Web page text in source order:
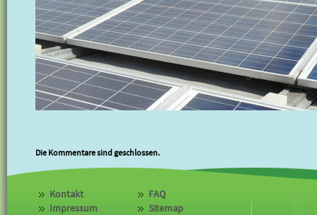
Die Kommentare sind geschlossen.
Kontakt
Impressum
FAQ
Sitemap